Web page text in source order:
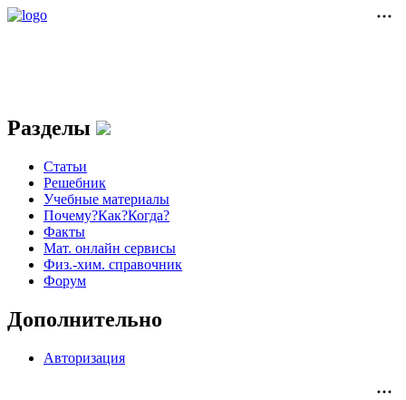
Разделы
Статьи
Решебник
Учебные материалы
Почему?Как?Когда?
Факты
Мат. онлайн сервисы
Физ.-хим. справочник
Форум
Дополнительно
Авторизация